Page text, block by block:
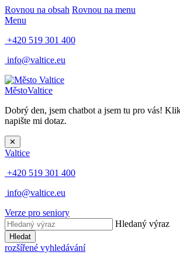
Rovnou na obsah Rovnou na menu
Menu
+420 519 301 400
info@valtice.eu
MěstoValtice
Dobrý den, jsem chatbot a jsem tu pro vás!
napište mi dotaz.
✕
Valtice
+420 519 301 400
info@valtice.eu
Verze pro seniory
Hledaný výraz
Hledat
rozšířené vyhledávání